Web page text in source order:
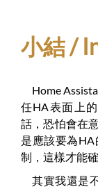
小結 /
Home
任HA表面上
話，恐怕會在
是應該要為
制，這樣才能
其實我還是